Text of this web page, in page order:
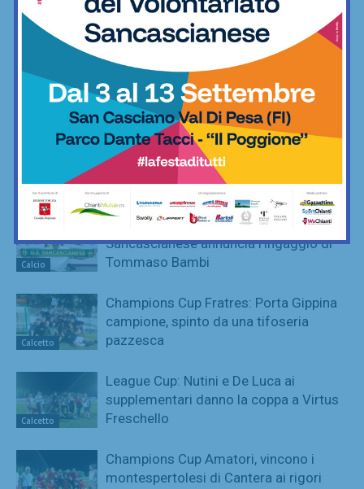
Nuoto
ultimi giorni di luglio poi… tutti pronti
per quelli di settembre!
Champions Cup Fratres, ecco le
nomination per eleggere i migliori
dell’edizione 2026
Calcio
Tutta l’esperienza di Vincenzo Mangino
(classe 1981) per l’attacco dell’Atletico
Valdipesa
Calcio
“Esperienza e solidità in difesa”: la
Sancascianese annuncia l’ingaggio di
Tommaso Bambi
Calcetto
Champions Cup Fratres: Porta Gippina
campione, spinto da una tifoseria
pazzesca
Calcetto
League Cup: Nutini e De Luca ai
supplementari danno la coppa a Virtus
Freschello
Champions Cup Amatori, vincono i
montespertolesi di Cantera ai rigori